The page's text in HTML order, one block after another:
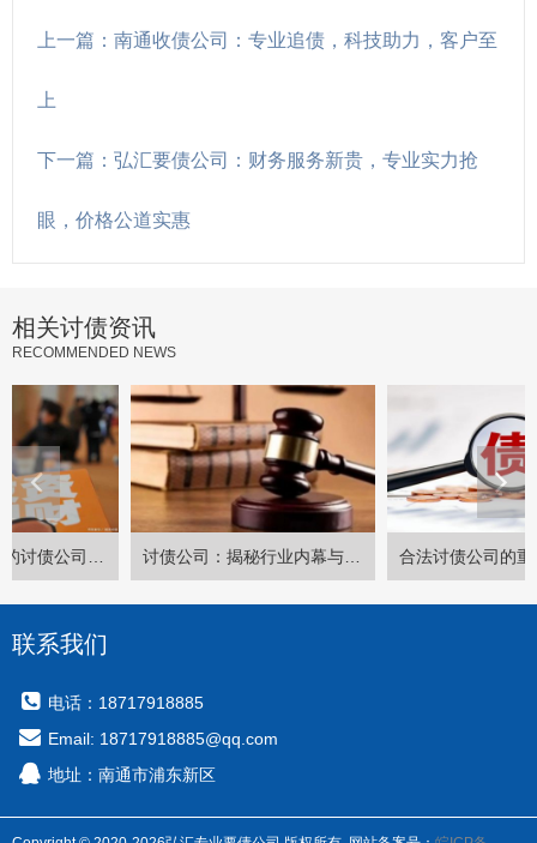
上一篇：南通收债公司：专业追债，科技助力，客户至
上
下一篇：弘汇要债公司：财务服务新贵，专业实力抢
眼，价格公道实惠
相关讨债资讯
RECOMMENDED NEWS
讨债公司：揭秘行业内幕与生存之道 合法讨债公司的重要性及对金融稳定的影响
联系我们
电话：18717918885
Email: 18717918885@qq.com
地址：南通市浦东新区